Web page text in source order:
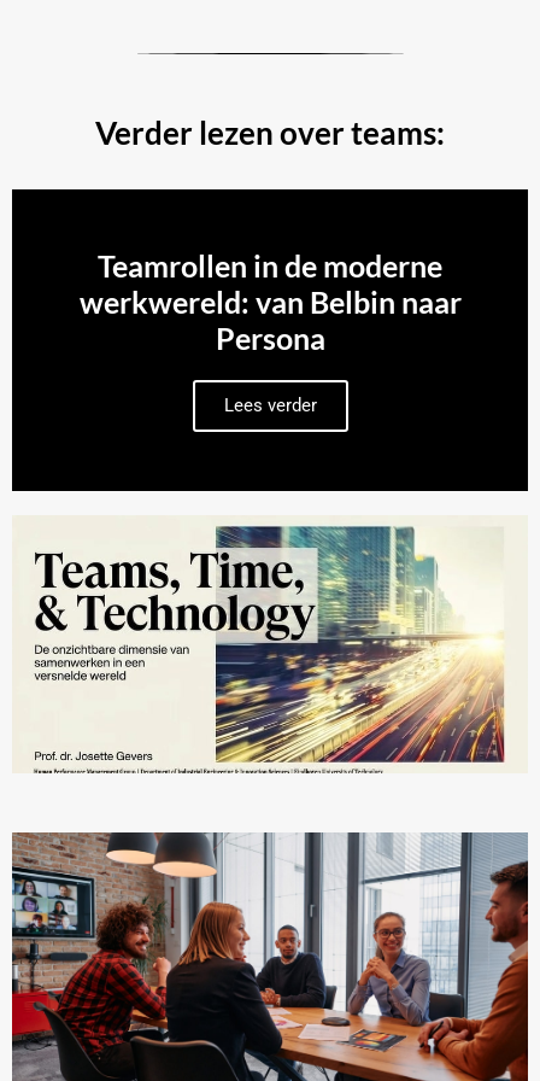
Verder lezen over teams:
Teamrollen in de moderne
werkwereld: van Belbin naar
Persona
Lees verder